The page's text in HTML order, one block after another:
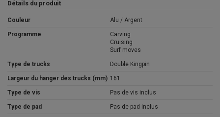
Détails du produit
Couleur Alu / Argent
Programme
Carving
Cruising
Surf moves
Type de trucks Double Kingpin
Largeur du hanger des trucks (mm) 161
Type de vis Pas de vis inclus
Type de pad Pas de pad inclus